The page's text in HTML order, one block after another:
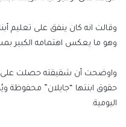
وقالت انه كان ينفق على تعليم
وهو ما يعكس اهتمامه الكبير
واوضحت أن شقيقته حصلت على
حقوق ابنتها “جايلان” محفوظة
اليومية.